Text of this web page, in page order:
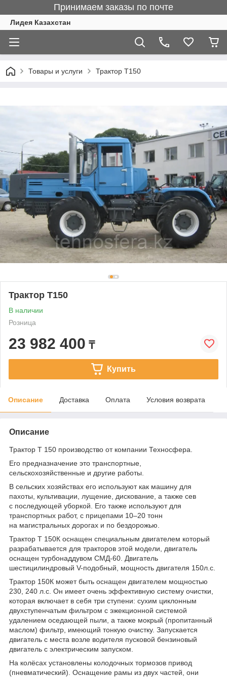
Принимаем заказы по почте
Лидея Казахстан
Товары и услуги Трактор Т150
Трактор Т150
В наличии
Розница
23 982 400 ₸
Купить
Описание Доставка Оплата Условия возврата
Описание
Трактор Т 150 производство от компании Техносфера.
Его предназначение это транспортные,
сельскохозяйственные и другие работы.
В сельских хозяйствах его используют как машину для
пахоты, культивации, лущение, дискование, а также сев
с последующей уборкой. Его также используют для
транспортных работ, с прицепами 10–20 тонн
на магистральных дорогах и по бездорожью.
Трактор Т 150К оснащен специальным двигателем который
разрабатывается для тракторов этой модели, двигатель
оснащен турбонаддувом СМД-60. Двигатель
шестицилиндровый V-подобный, мощность двигателя 150л.с.
Трактор 150К может быть оснащен двигателем мощностью
230, 240 л.с. Он имеет очень эффективную систему очистки,
которая включает в себя три ступени: сухим циклонным
двухступенчатым фильтром с эжекционной системой
удалением оседающей пыли, а также мокрый (пропитанный
маслом) фильтр, имеющий тонкую очистку. Запускается
двигатель с места возле водителя пусковой бензиновый
двигатель с электрическим запуском.
На колёсах установлены колодочных тормозов привод
(пневматический). Оснащение рамы из двух частей, они